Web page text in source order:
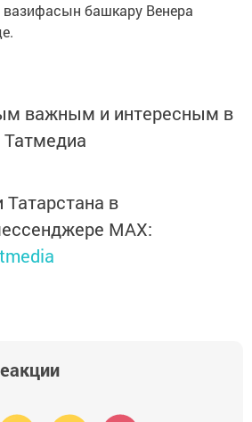
башкару Венера
важным и интересным в
Татмедиа
Татарстана в
MАХ: